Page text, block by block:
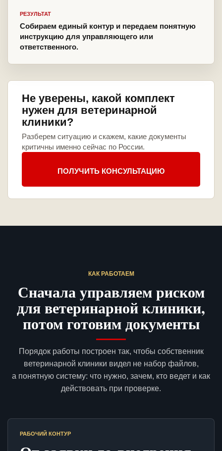
РЕЗУЛЬТАТ
Собираем единый контур и передаем понятную
инструкцию для управляющего или
ответственного.
Не уверены, какой комплект
нужен для ветеринарной
клиники?
Разберем ситуацию и скажем, какие документы
критичны именно сейчас по России.
ПОЛУЧИТЬ КОНСУЛЬТАЦИЮ
КАК РАБОТАЕМ
Сначала управляем риском
для ветеринарной клиники,
потом готовим документы
Порядок работы построен так, чтобы собственник
ветеринарной клиники видел не набор файлов,
а понятную систему: что нужно, зачем, кто ведет и как
действовать при проверке.
РАБОЧИЙ КОНТУР